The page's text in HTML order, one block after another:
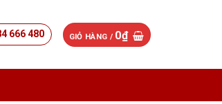
666 480 GIỎ HÀNG / 0₫